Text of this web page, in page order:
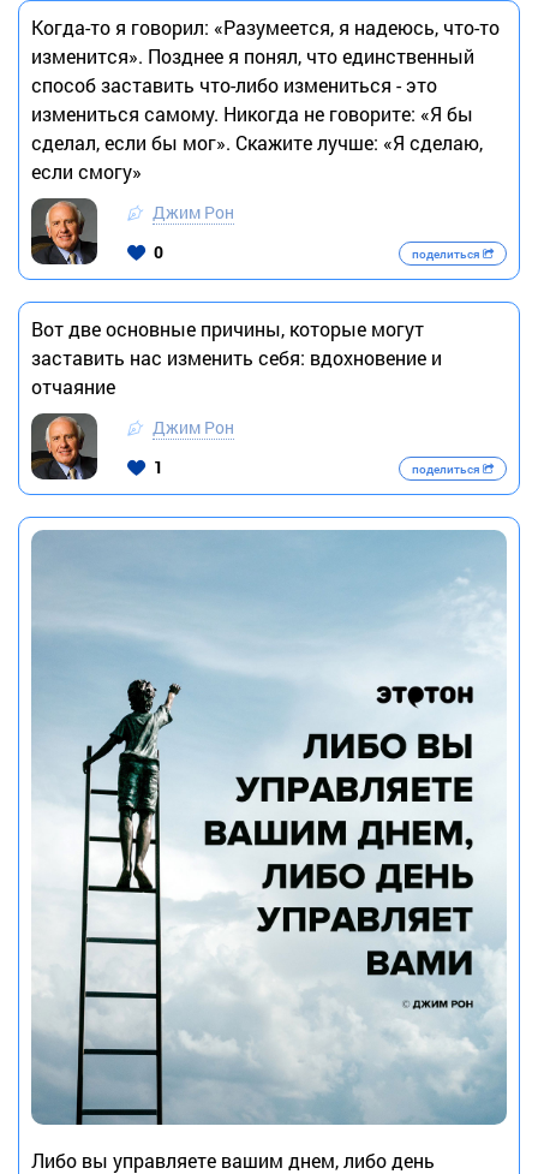
Когда-то я говорил: «Разумеется, я надеюсь, что-то
изменится». Позднее я понял, что единственный
способ заставить что-либо измениться - это
измениться самому. Никогда не говорите: «Я бы
сделал, если бы мог». Скажите лучше: «Я сделаю,
если смогу»
Джим Рон
0
поделиться
Вот две основные причины, которые могут
заставить нас изменить себя: вдохновение и
отчаяние
Джим Рон
1
поделиться
Либо вы управляете вашим днем, либо день